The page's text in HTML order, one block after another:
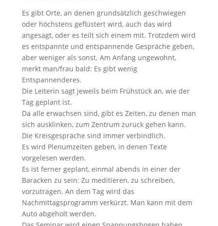
Es gibt Orte, an denen grundsätzlich geschwiegen
oder höchstens geflüstert wird, auch das wird
angesagt, oder es teilt sich einem mit. Trotzdem wird
es entspannte und entspannende Gespräche geben,
aber weniger als sonst. Am Anfang ungewohnt,
merkt man/frau bald: Es gibt wenig
Entspannenderes.
Die Leiterin sagt jeweils beim Frühstück an, wie der
Tag geplant ist.
Da alle erwachsen sind, gibt es Zeiten, zu denen man
sich ausklinken, zum Zentrum zurück gehen kann.
Die Kreisgespräche sind immer verbindlich.
Es wird Plenumzeiten geben, in denen Texte
vorgelesen werden.
Es ist ferner geplant, einmal abends in einer der
Baracken zu sein: Zu meditieren, zu schreiben,
vorzutragen. An dem Tag wird das
Nachmittagsprogramm verkürzt. Man kann mit dem
Auto abgeholt werden.